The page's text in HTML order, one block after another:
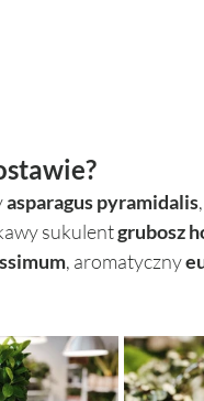
asparagus pyramidalis
sukulent grubosz
, aromatyczny